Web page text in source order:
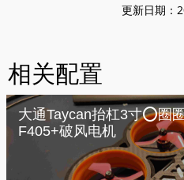
更新日期：
相关配置
大通Taycan抬杠3寸⭕️圈
F405+破风电机